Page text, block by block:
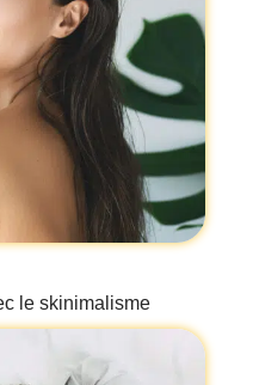
le skinimalisme